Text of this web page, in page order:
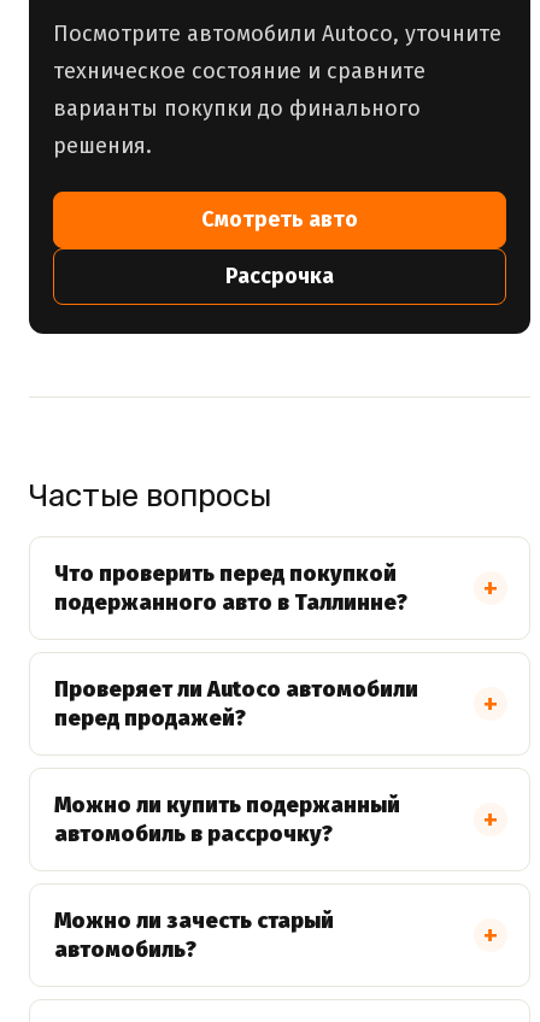
Посмотрите автомобили Autoco, уточните
техническое состояние и сравните
варианты покупки до финального
решения.
Смотреть авто
Рассрочка
Частые вопросы
Что проверить перед покупкой
подержанного авто в Таллинне?
Проверяет ли Autoco автомобили
перед продажей?
Можно ли купить подержанный
автомобиль в рассрочку?
Можно ли зачесть старый
автомобиль?